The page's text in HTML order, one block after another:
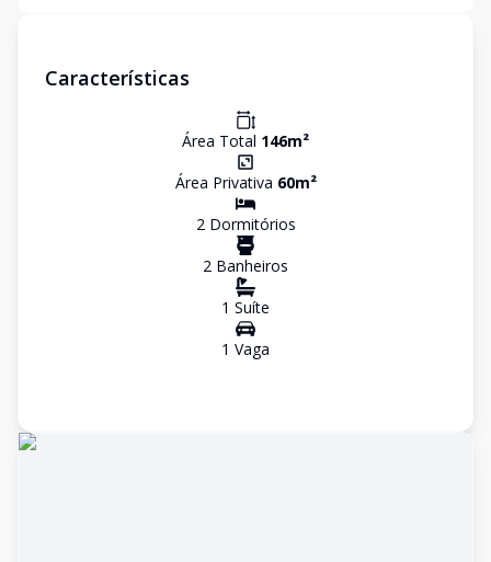
Características
Área Total 146m²
Área Privativa 60m²
2Dormitórios
2 Banheiros
1 Suíte
1 Vaga